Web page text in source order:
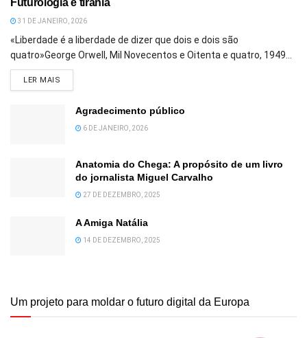
Futurologia e tirania
31 DE JANEIRO, 2026
«Liberdade é a liberdade de dizer que dois e dois são
quatro»George Orwell, Mil Novecentos e Oitenta e quatro, 1949...
LER MAIS
Agradecimento público
6 DE JANEIRO, 2026
Anatomia do Chega: A propósito de um livro
do jornalista Miguel Carvalho
27 DE DEZEMBRO, 2025
A Amiga Natália
14 DE DEZEMBRO, 2025
Um projeto para moldar o futuro digital da Europa